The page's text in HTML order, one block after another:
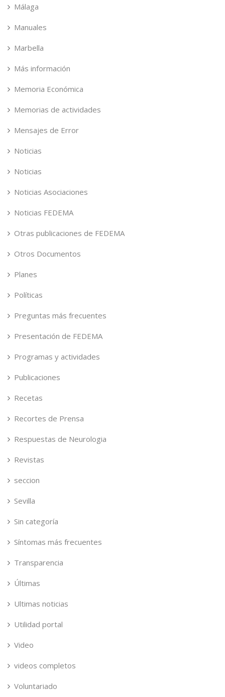
Málaga
Manuales
Marbella
Más información
Memoria Económica
Memorias de actividades
Mensajes de Error
Noticias
Noticias
Noticias Asociaciones
Noticias FEDEMA
Otras publicaciones de FEDEMA
Otros Documentos
Planes
Políticas
Preguntas más frecuentes
Presentación de FEDEMA
Programas y actividades
Publicaciones
Recetas
Recortes de Prensa
Respuestas de Neurologia
Revistas
seccion
Sevilla
Sin categoría
Síntomas más frecuentes
Transparencia
Últimas
Ultimas noticias
Utilidad portal
Video
videos completos
Voluntariado